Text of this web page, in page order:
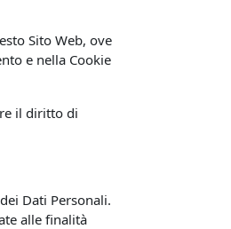
Sito Web, ove
e nella Cookie
il diritto di
Dati Personali.
alle finalità